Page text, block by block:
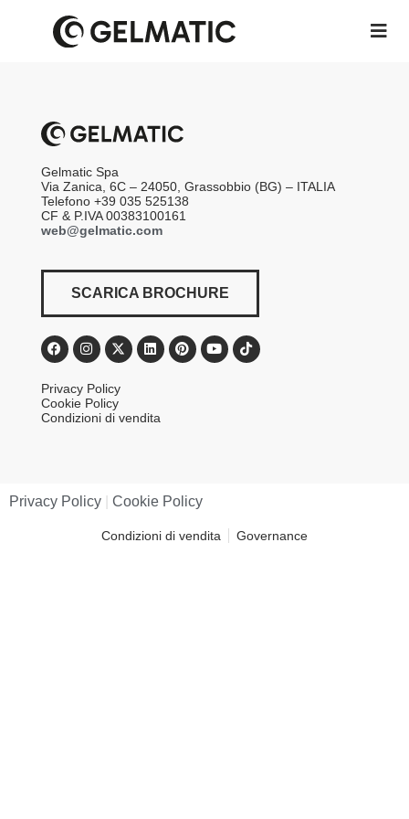
Gelmatic Spa
Via Zanica, 6C – 24050, Grassobbio (BG) – ITALIA
Telefono +39 035 525138
CF & P.IVA 00383100161
web@gelmatic.com
SCARICA BROCHURE
Privacy Policy
Cookie Policy
Condizioni di vendita
Privacy Policy Cookie Policy
Condizioni di vendita Governance